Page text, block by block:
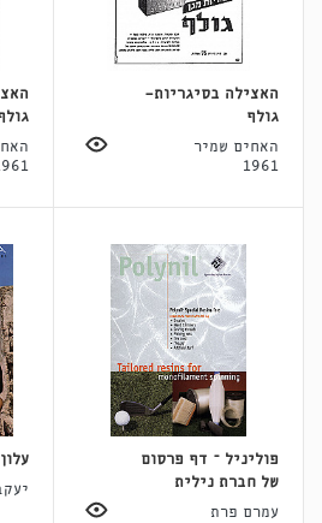
האצילה בסיגריות-
גולף
האחים שמיר
1961
פוליניל – דף פרסום
של חברת נילית
עמרם פרת